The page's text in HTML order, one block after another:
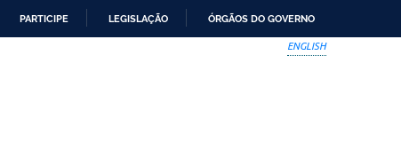
PARTICIPE LEGISLAÇÃO ÓRGÃOS DO GOVERNO
ENGLISH